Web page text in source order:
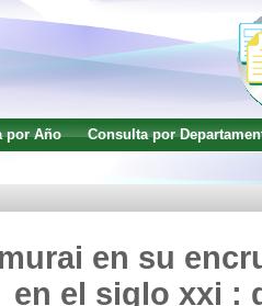
por Año
Consulta por
en su
en el siglo xxi :